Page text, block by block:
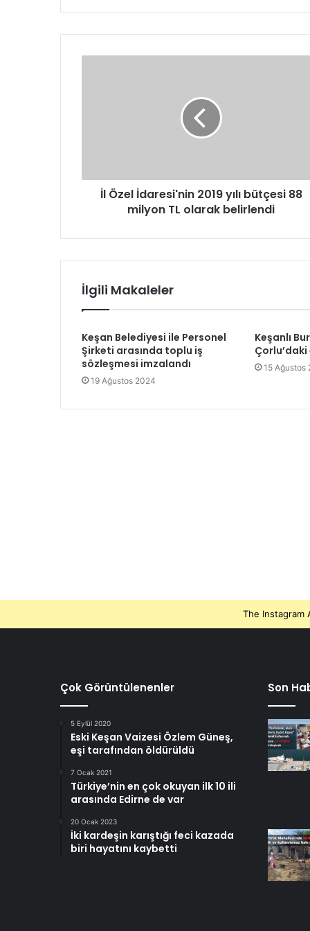
a
g
n
İl Özel İdaresi'nin 2019 yılı bütçesi 88
milyon TL olarak belirlendi
İlgili Makaleler
Keşan Belediyesi ile Personel
Şirketi arasında toplu iş
sözleşmesi imzalandı
19 Ağustos 2024
Keşanlı
15 Ağustos
The Instagram
Çok Görüntülenenler
5 Eylül 2020
Eski Keşan Vaizesi Özlem Güneş,
eşi tarafından öldürüldü
7 Ocak 2021
Türkiye’nin en çok okuyan ilk 10 ili
arasında Edirne de var
20 Ocak 2023
İki kardeşin karıştığı feci kazada
biri hayatını kaybetti
Son